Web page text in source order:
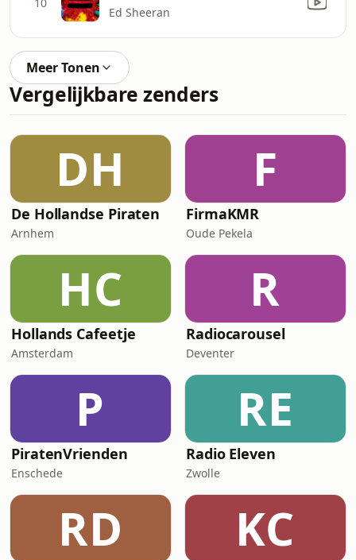
Ed Sheeran
Meer Tonen
Vergelijkbare zenders
DH
De Hollandse Piraten
Arnhem
F
FirmaKMR
Oude Pekela
HC
Hollands Cafeetje
Amsterdam
R
Radiocarousel
Deventer
P
PiratenVrienden
Enschede
RE
Radio Eleven
Zwolle
RD KC